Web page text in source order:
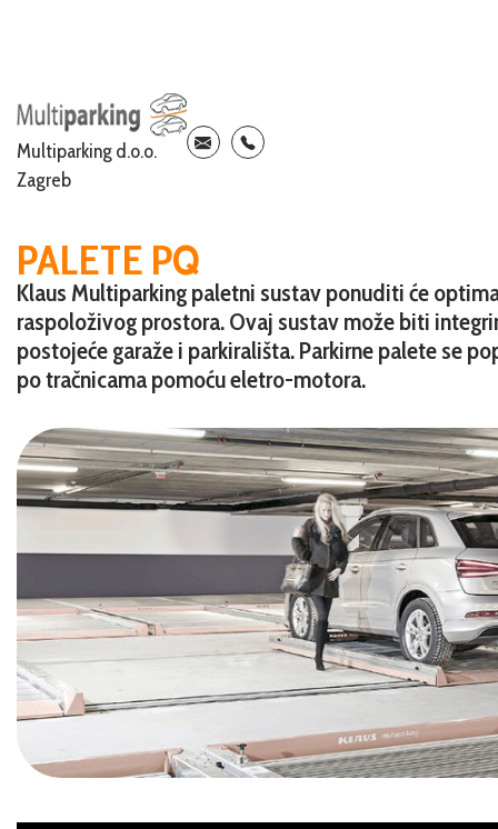
Multiparking d.o.o.
Zagreb
PALETE PQ
Klaus Multiparking paletni sustav ponuditi će
raspoloživog prostora. Ovaj sustav može biti
postojeće garaže i parkirališta. Parkirne palete se
po tračnicama pomoću eletro-motora.